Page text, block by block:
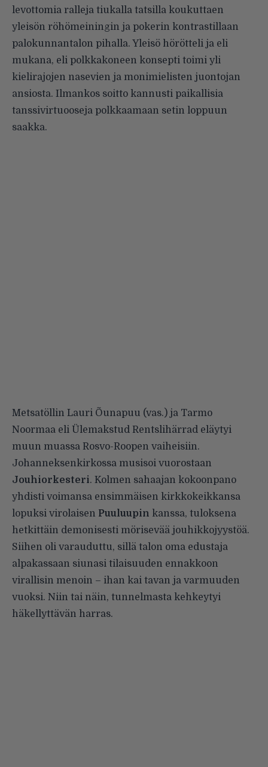
levottomia ralleja tiukalla tatsilla koukuttaen
yleisön röhömeiningin ja pokerin kontrastillaan
palokunnantalon pihalla. Yleisö hörötteli ja eli
mukana, eli polkkakoneen konsepti toimi yli
kielirajojen nasevien ja monimielisten juontojan
ansiosta. Ilmankos soitto kannusti paikallisia
tanssivirtuooseja polkkaamaan setin loppuun
saakka.
Metsatöllin Lauri Õunapuu (vas.) ja Tarmo
Noormaa eli Ülemakstud Rentslihärrad eläytyi
muun muassa Rosvo-Roopen vaiheisiin.
Johanneksenkirkossa musisoi vuorostaan
Jouhiorkesteri. Kolmen sahaajan kokoonpano
yhdisti voimansa ensimmäisen kirkkokeikkansa
lopuksi virolaisen Puuluupin kanssa, tuloksena
hetkittäin demonisesti mörisevää jouhikkojyystöä.
Siihen oli varauduttu, sillä talon oma edustaja
alpakassaan siunasi tilaisuuden ennakkoon
virallisin menoin – ihan kai tavan ja varmuuden
vuoksi. Niin tai näin, tunnelmasta kehkeytyi
häkellyttävän harras.